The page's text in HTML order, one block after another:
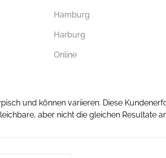
Hamburg
Harburg
Online
und können variieren. Diese
aber nicht die gleichen Resultate